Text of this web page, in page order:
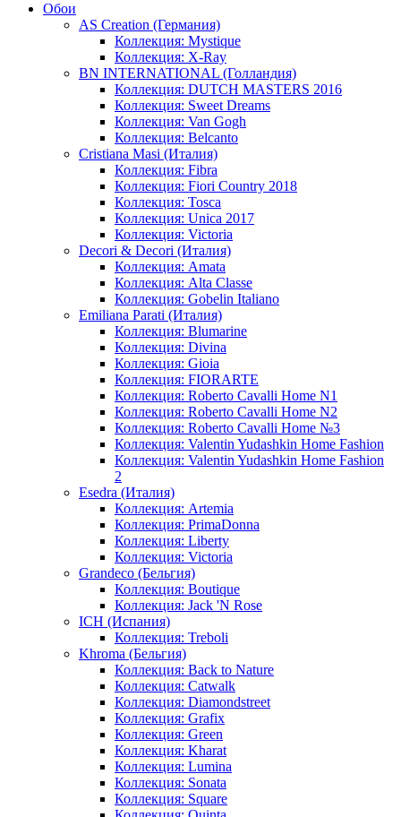
Обои
AS Creation (Германия)
Коллекция: Mystique
Коллекция: X-Ray
BN INTERNATIONAL (Голландия)
Коллекция: DUTCH MASTERS 2016
Коллекция: Sweet Dreams
Коллекция: Van Gogh
Коллекция: Belcanto
Cristiana Masi (Италия)
Коллекция: Fibra
Коллекция: Fiori Country 2018
Коллекция: Tosca
Коллекция: Unica 2017
Коллекция: Victoria
Decori & Decori (Италия)
Коллекция: Amata
Коллекция: Alta Classe
Коллекция: Gobelin Italiano
Emiliana Parati (Италия)
Коллекция: Blumarine
Коллекция: Divina
Коллекция: Gioia
Коллекция: FIORARTE
Коллекция: Roberto Cavalli Home N1
Коллекция: Roberto Cavalli Home N2
Коллекция: Roberto Cavalli Home №3
Коллекция: Valentin Yudashkin Home Fashion
Коллекция: Valentin Yudashkin Home Fashion
2
Esedra (Италия)
Коллекция: Artemia
Коллекция: PrimaDonna
Коллекция: Liberty
Коллекция: Victoria
Grandeco (Бельгия)
Коллекция: Boutique
Коллекция: Jack 'N Rose
ICH (Испания)
Коллекция: Treboli
Khroma (Бельгия)
Коллекция: Back to Nature
Коллекция: Catwalk
Коллекция: Diamondstreet
Коллекция: Grafix
Коллекция: Green
Коллекция: Kharat
Коллекция: Lumina
Коллекция: Sonata
Коллекция: Square